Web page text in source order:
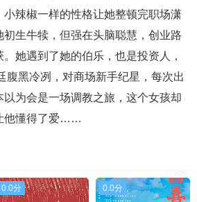
辣椒一样的性格让她整顿完职场潇
生牛犊，但强在头脑聪慧，创业路
。她遇到了她的伯乐，也是投资人，
腹黑冷冽，对商场新手纪星，每次出
为会是一场调教之旅，这个女孩却
他懂得了爱……
0.0分 0.0分